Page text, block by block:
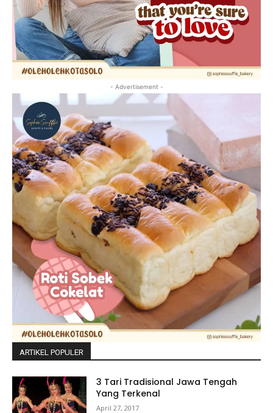
- Advertisement -
ARTIKEL POPULER
3 Tari Tradisional Jawa Tengah
Yang Terkenal
April 27, 2017